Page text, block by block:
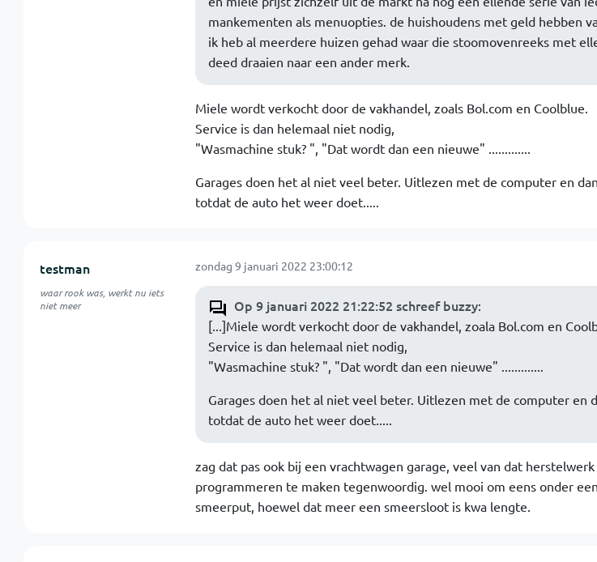
mankementen als menuopties. de huishoudens met geld hebben
ik heb al meerdere huizen gehad waar die stoomovenreeks met
deed draaien naar een ander merk.
Miele wordt verkocht door de vakhandel, zoals Bol.com en Coolblue.
Service is dan helemaal niet nodig,
"Wasmachine stuk? ", "Dat wordt dan een nieuwe" .............
Garages doen het al niet veel beter. Uitlezen met de computer en
totdat de auto het weer doet.....
testman
waar rook was, werkt nu iets
niet meer
zondag 9 januari 2022 23:00:12
Op 9 januari 2022 21:22:52 schreef buzzy:
[...]Miele wordt verkocht door de vakhandel, zoala Bol.com en
Service is dan helemaal niet nodig,
"Wasmachine stuk? ", "Dat wordt dan een nieuwe" .............
Garages doen het al niet veel beter. Uitlezen met de computer en
totdat de auto het weer doet.....
zag dat pas ook bij een vrachtwagen garage, veel van dat
programmeren te maken tegenwoordig. wel mooi om eens onder
smeerput, hoewel dat meer een smeersloot is kwa lengte.